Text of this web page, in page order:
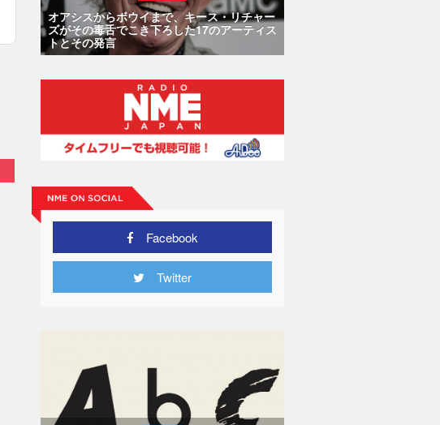
オアシスからボウイまで、キース・リチャー
ズがその毒舌でこき下ろした17のアーティス
トとその発言
Facebook
Twitter